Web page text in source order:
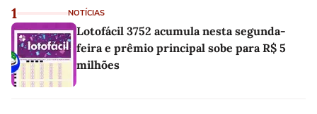
1 NOTÍCIAS
Lotofácil 3752 acumula nesta segunda-
feira e prêmio principal sobe para R$ 5
milhões